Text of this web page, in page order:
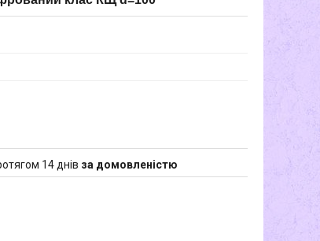
14 днів за домовленістю